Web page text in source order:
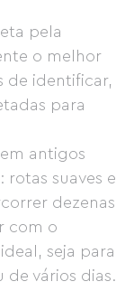
pela
o melhor
de identificar,
para
antigos
suaves e
dezenas
com o
seja para
de vários dias.